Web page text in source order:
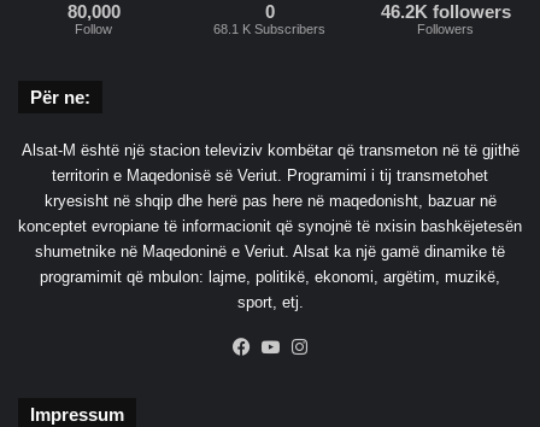
80,000
Follow
0
68.1 K Subscribers
46.2K followers
Followers
Për ne:
Alsat-M është një stacion televiziv kombëtar që transmeton në të gjithë
territorin e Maqedonisë së Veriut. Programimi i tij transmetohet
kryesisht në shqip dhe herë pas here në maqedonisht, bazuar në
konceptet evropiane të informacionit që synojnë të nxisin bashkëjetesën
shumetnike në Maqedoninë e Veriut. Alsat ka një gamë dinamike të
programimit që mbulon: lajme, politikë, ekonomi, argëtim, muzikë,
sport, etj.
Facebook
YouTube
Impressum